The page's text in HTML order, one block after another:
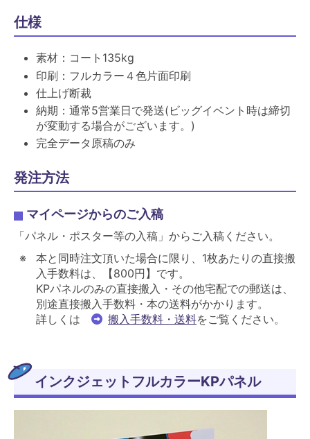
仕様
素材：コート135kg
印刷：フルカラー４色片面印刷
仕上げ断裁
納期：通常5営業日で発送(ビッグイベント時は締切
が変動する場合がございます。)
完全データ原稿のみ
発注方法
マイページからのご入稿
「パネル・ポスター等の入稿」からご入稿ください。
本と同時注文頂いた場合に限り、1枚あたりの直接搬
入手数料は、【800円】です。
KPパネルのみの直接搬入・その他宅配での郵送は、
別途直接搬入手数料・本の送料がかかります。
詳しくは
搬入手数料・送料をご覧ください。
インクジェットフルカラーKPパネル